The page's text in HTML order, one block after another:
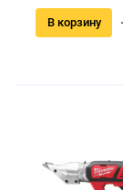
В корзину